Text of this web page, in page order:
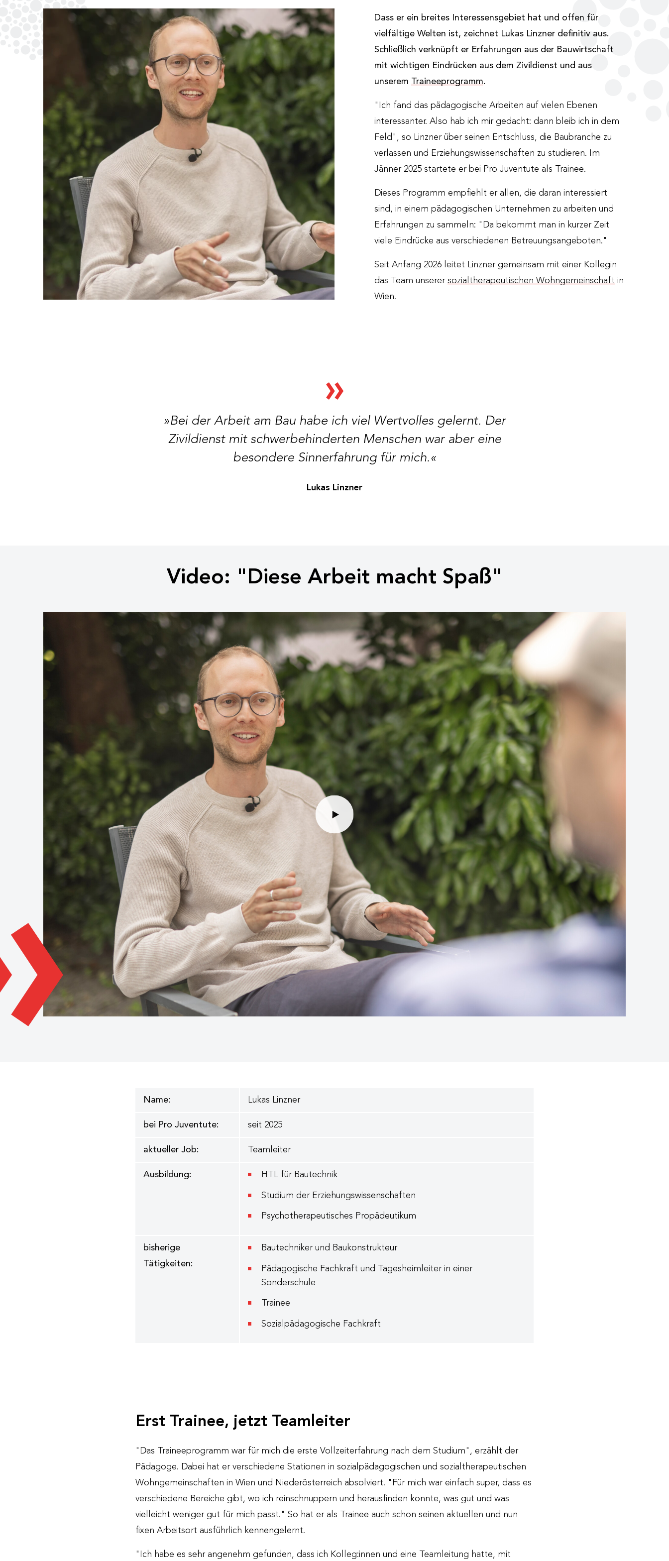
Dass er ein breites Interessensgebiet hat und offen für
vielfältige Welten ist, zeichnet Lukas Linzner definitiv aus.
Schließlich verknüpft er Erfahrungen aus der Bauwirtschaft
mit wichtigen Eindrücken aus dem Zivildienst und aus
unserem Traineeprogramm.
"Ich fand das pädagogische Arbeiten auf vielen Ebenen
interessanter. Also hab ich mir gedacht: dann bleib ich in dem
Feld", so Linzner über seinen Entschluss, die Baubranche zu
verlassen und Erziehungswissenschaften zu studieren. Im
Jänner 2025 startete er bei Pro Juventute als Trainee.
Dieses Programm empfiehlt er allen, die daran interessiert
sind, in einem pädagogischen Unternehmen zu arbeiten und
Erfahrungen zu sammeln: "Da bekommt man in kurzer Zeit
viele Eindrücke aus verschiedenen Betreuungsangeboten."
Seit Anfang 2026 leitet Linzner gemeinsam mit einer Kollegin
das Team unserer sozialtherapeutischen Wohngemeinschaft in
Wien.
»Bei der Arbeit am Bau habe ich viel Wertvolles gelernt. Der
Zivildienst mit schwerbehinderten Menschen war aber eine
besondere Sinnerfahrung für mich.«
Lukas Linzner
Video: "Diese Arbeit macht Spaß"
Name: Lukas Linzner
bei Pro Juventute: seit 2025
aktueller Job: Teamleiter
Ausbildung: HTL für Bautechnik
Studium der Erziehungswissenschaften
Psychotherapeutisches Propädeutikum
bisherige
Tätigkeiten:
Bautechniker und Baukonstrukteur
Pädagogische Fachkraft und Tagesheimleiter in einer
Sonderschule
Trainee
Sozialpädagogische Fachkraft
Erst Trainee, jetzt Teamleiter
"Das Traineeprogramm war für mich die erste Vollzeiterfahrung nach dem Studium", erzählt der
Pädagoge. Dabei hat er verschiedene Stationen in sozialpädagogischen und sozialtherapeutischen
Wohngemeinschaften in Wien und Niederösterreich absolviert. "Für mich war einfach super, dass es
verschiedene Bereiche gibt, wo ich reinschnuppern und herausfinden konnte, was gut und was
vielleicht weniger gut für mich passt." So hat er als Trainee auch schon seinen aktuellen und nun
fixen Arbeitsort ausführlich kennengelernt.
"Ich habe es sehr angenehm gefunden, dass ich Kolleg:innen und eine Teamleitung hatte, mit